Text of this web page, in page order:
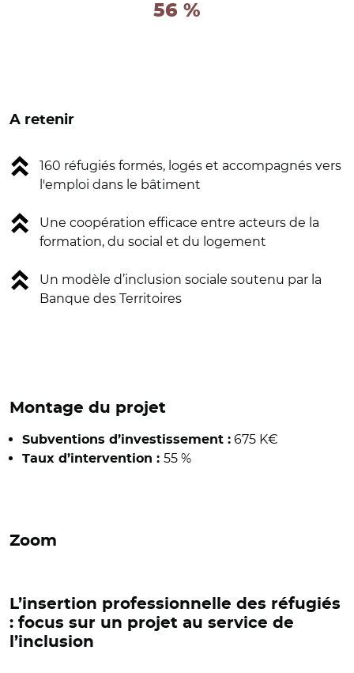
56 %
A retenir
160 réfugiés formés, logés et accompagnés vers
l'emploi dans le bâtiment
Une coopération efficace entre acteurs de la
formation, du social et du logement
Un modèle d’inclusion sociale soutenu par la
Banque des Territoires
Montage du projet
Subventions d’investissement : 675 K€
Taux d’intervention : 55 %
Zoom
L’insertion professionnelle des réfugiés
: focus sur un projet au service de
l’inclusion